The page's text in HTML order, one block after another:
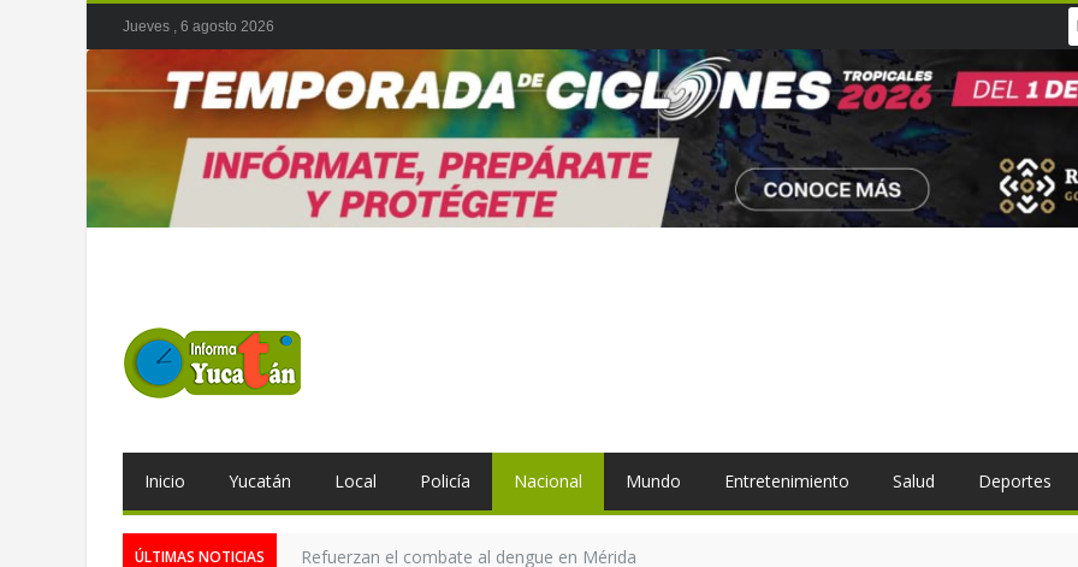
Jueves , 6 agosto 2026
Inicio Yucatán Local Policía Nacional Mundo Entretenimiento Salud Deportes
ÚLTIMAS NOTICIAS Refuerzan el combate al dengue en Mérida